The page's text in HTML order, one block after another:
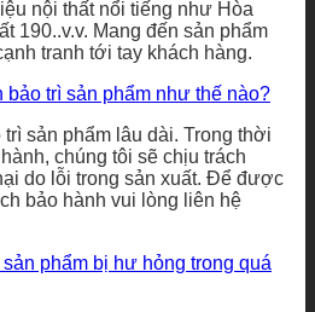
nội thất nổi tiếng như Hòa
190..v.v. Mang đến sản phẩm
tranh tới tay khách hàng.
bảo trì sản phẩm như thế nào?
sản phẩm lâu dài. Trong thời
chúng tôi sẽ chịu trách
do lỗi trong sản xuất. Để được
bảo hành vui lòng liên hệ
phẩm bị hư hỏng trong quá